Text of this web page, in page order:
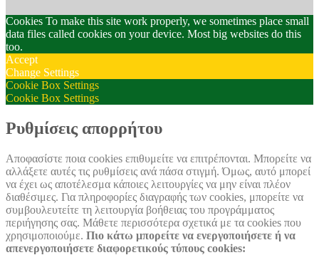
Cookies To make this site work properly, we sometimes place small
data files called cookies on your device. Most big websites do this
too.
Accept
Change Settings
Cookie Box Settings
Cookie Box Settings
Ρυθμίσεις απορρήτου
Αποφασίστε ποια cookies επιθυμείτε να επιτρέπονται. Μπορείτε να
αλλάξετε αυτές τις ρυθμίσεις ανά πάσα στιγμή. Όμως, αυτό μπορεί
να έχει ως αποτέλεσμα κάποιες λειτουργίες να μην είναι πλέον
διαθέσιμες. Για πληροφορίες διαγραφής των cookies, μπορείτε να
συμβουλευτείτε τη λειτουργία βοήθειας του προγράμματος
περιήγησης σας. Μάθετε περισσότερα σχετικά με τα cookies που
χρησιμοποιούμε. Πιο κάτω μπορείτε να ενεργοποιήσετε ή να
απενεργοποιήσετε διαφορετικούς τύπους cookies: